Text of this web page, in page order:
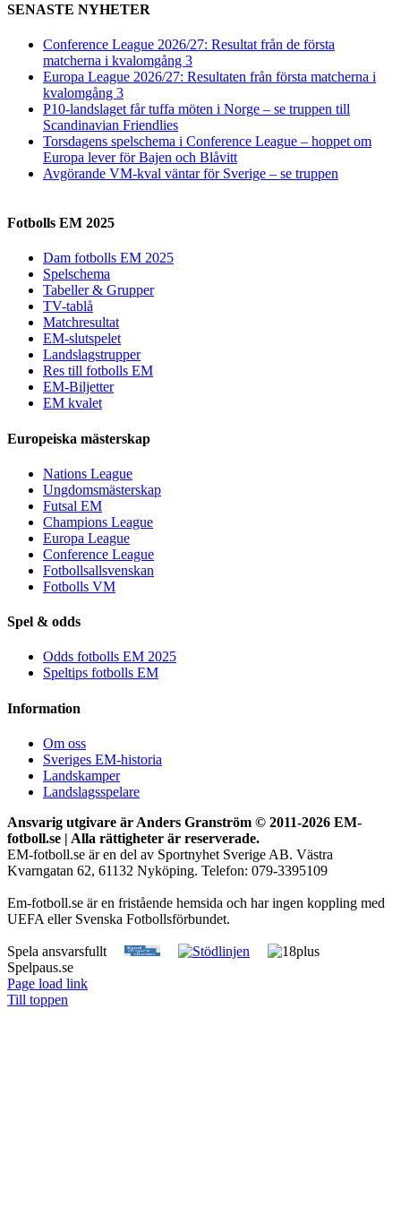
SENASTE NYHETER
Conference League 2026/27: Resultat från de första
matcherna i kvalomgång 3
Europa League 2026/27: Resultaten från första matcherna i
kvalomgång 3
P10-landslaget får tuffa möten i Norge – se truppen till
Scandinavian Friendlies
Torsdagens spelschema i Conference League – hoppet om
Europa lever för Bajen och Blåvitt
Avgörande VM-kval väntar för Sverige – se truppen
Fotbolls EM 2025
Dam fotbolls EM 2025
Spelschema
Tabeller & Grupper
TV-tablå
Matchresultat
EM-slutspelet
Landslagstrupper
Res till fotbolls EM
EM-Biljetter
EM kvalet
Europeiska mästerskap
Nations League
Ungdomsmästerskap
Futsal EM
Champions League
Europa League
Conference League
Fotbollsallsvenskan
Fotbolls VM
Spel & odds
Odds fotbolls EM 2025
Speltips fotbolls EM
Information
Om oss
Sveriges EM-historia
Landskamper
Landslagsspelare
Ansvarig utgivare är Anders Granström © 2011-2026 EM-
fotboll.se | Alla rättigheter är reserverade.
EM-fotboll.se är en del av Sportnyhet Sverige AB. Västra
Kvarngatan 62, 61132 Nyköping. Telefon: 079-3395109
Em-fotboll.se är en fristående hemsida och har ingen koppling med
UEFA eller Svenska Fotbollsförbundet.
Spela ansvarsfullt
Spelpaus.se
Page load link
Till toppen